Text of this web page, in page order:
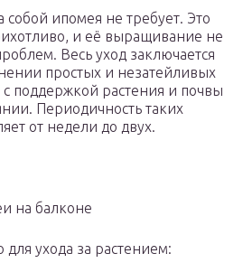
собой ипомея не требует. Это
и её выращивание не
Весь уход заключается
простых и незатейливых
с поддержкой растения и почвы
Периодичность таких
от недели до двух.
на балконе
для ухода за растением: